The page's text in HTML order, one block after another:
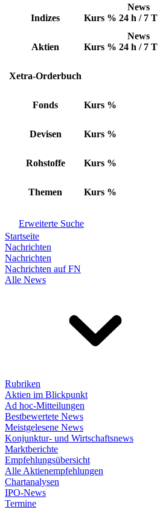
Indizes Kurs %
News
24 h / 7 T
Aktien Kurs %
News
24 h / 7 T
Xetra-Orderbuch
Fonds Kurs %
Devisen Kurs %
Rohstoffe Kurs %
Themen Kurs %
Erweiterte Suche
Startseite
Nachrichten
Nachrichten
Nachrichten auf FN
Alle News
Rubriken
Aktien im Blickpunkt
Ad hoc-Mitteilungen
Bestbewertete News
Meistgelesene News
Konjunktur- und Wirtschaftsnews
Marktberichte
Empfehlungsübersicht
Alle Aktienempfehlungen
Chartanalysen
IPO-News
Termine